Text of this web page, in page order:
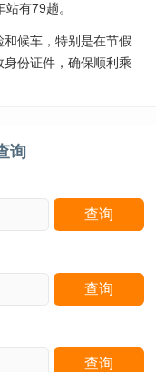
有79趟。
候车，特别是在节假
份证件，确保顺利乘
询